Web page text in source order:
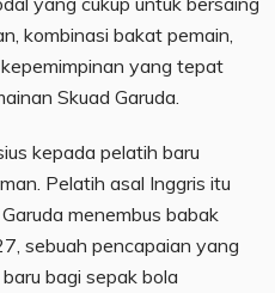
kombinasi bakat pemain,
yang tepat
Skuad Garuda.
kepada pelatih baru
Pelatih asal Inggris itu
menembus babak
sebuah pencapaian yang
bagi sepak bola